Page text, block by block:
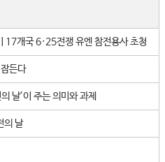
17개국 6·25전쟁 유엔 참전용사 초청
든다
날’이 주는 의미와 과제
의 날